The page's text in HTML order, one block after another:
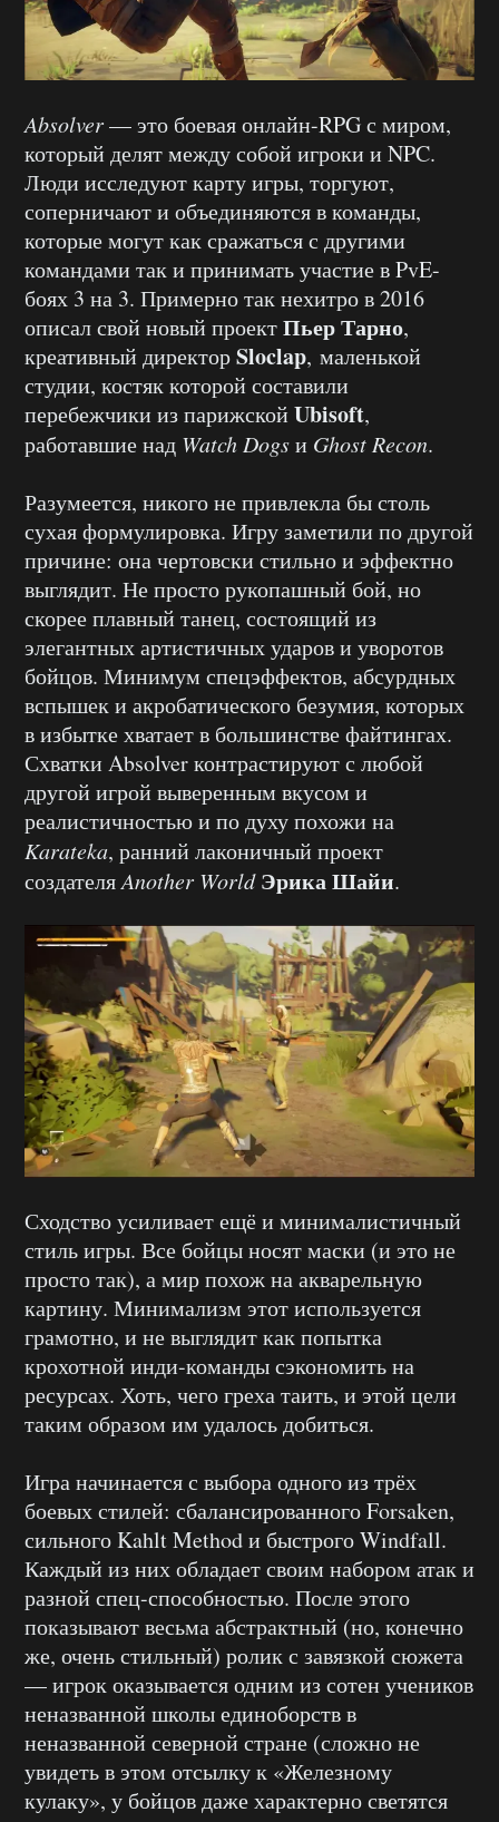
Absolver— это боевая онлайн-RPG с миром,
который делят между собой игроки и NPC.
Люди исследуют карту игры, торгуют,
соперничают и объединяются в команды,
которые могут как сражаться с другими
командами так и принимать участие в PvE-
боях 3 на 3. Примерно так нехитро в 2016
описал свой новый проектПьер Тарно,
креативный директорSloclap, маленькой
студии, костяк которой составили
перебежчики из парижской Ubisoft,
работавшие над Watch Dogsи Ghost Recon.
Разумеется, никого не привлекла бы столь
сухая формулировка. Игру заметили по другой
причине: она чертовски стильно и эффектно
выглядит. Не просто рукопашный бой, но
скорее плавный танец, состоящий из
элегантных артистичных ударов и уворотов
бойцов. Минимум спецэффектов, абсурдных
вспышек и акробатического безумия, которых
в избытке хватает в большинстве файтингах.
Схватки Absolver контрастируют с любой
другой игрой выверенным вкусом и
реалистичностью и по духу похожи на
Karateka, ранний лаконичный проект
создателяAnother World Эрика Шайи.
Сходство усиливает ещё и минималистичный
стиль игры. Все бойцы носят маски (и это не
просто так), а мир похож на акварельную
картину. Минимализм этот используется
грамотно, и не выглядит как попытка
крохотной инди-команды сэкономить на
ресурсах. Хоть, чего греха таить, и этой цели
таким образом им удалось добиться.
Игра начинается с выбора одного из трёх
боевых стилей: сбалансированного Forsaken,
сильного Kahlt Method и быстрого Windfall.
Каждый из них обладает своим набором атак и
разной спец-способностью. После этого
показывают весьма абстрактный (но, конечно
же, очень стильный) ролик с завязкой сюжета
— игрок оказывается одним из сотен учеников
неназванной школы единоборств в
неназванной северной стране (сложно не
увидеть в этом отсылку к «Железному
кулаку», у бойцов даже характерно светятся